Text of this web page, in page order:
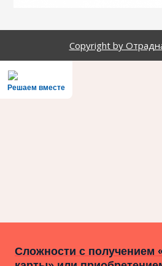
Copyright by
Решаем вместе
Сложности с получением